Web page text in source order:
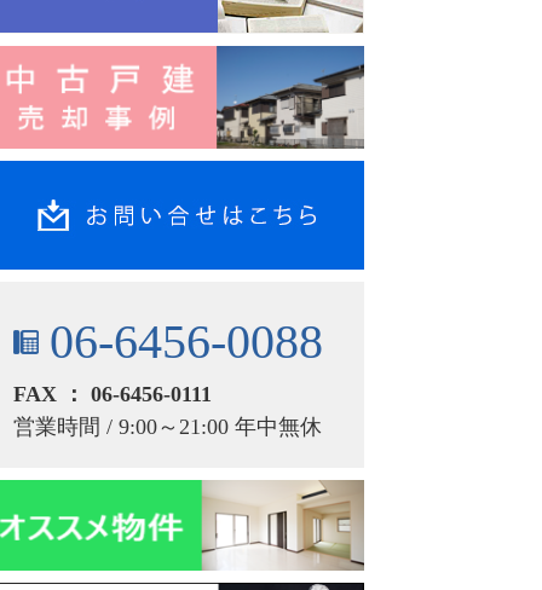
06-6456-0088
FAX ： 06-6456-0111
営業時間 / 9:00～21:00 年中無休